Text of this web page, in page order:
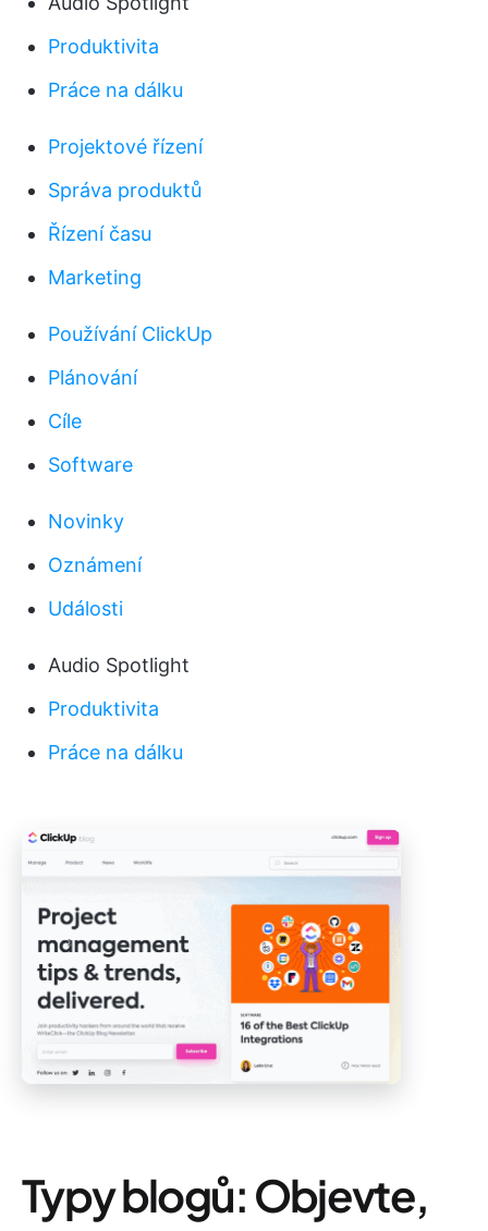
Produktivita
Práce na dálku
Projektové řízení
Správa produktů
Řízení času
Marketing
Používání ClickUp
Plánování
Cíle
Software
Novinky
Oznámení
Události
Audio Spotlight
Produktivita
Práce na dálku
Typy blogů: Objevte,